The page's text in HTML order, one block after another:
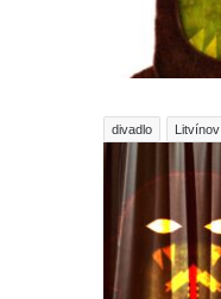
divadlo Litvínov